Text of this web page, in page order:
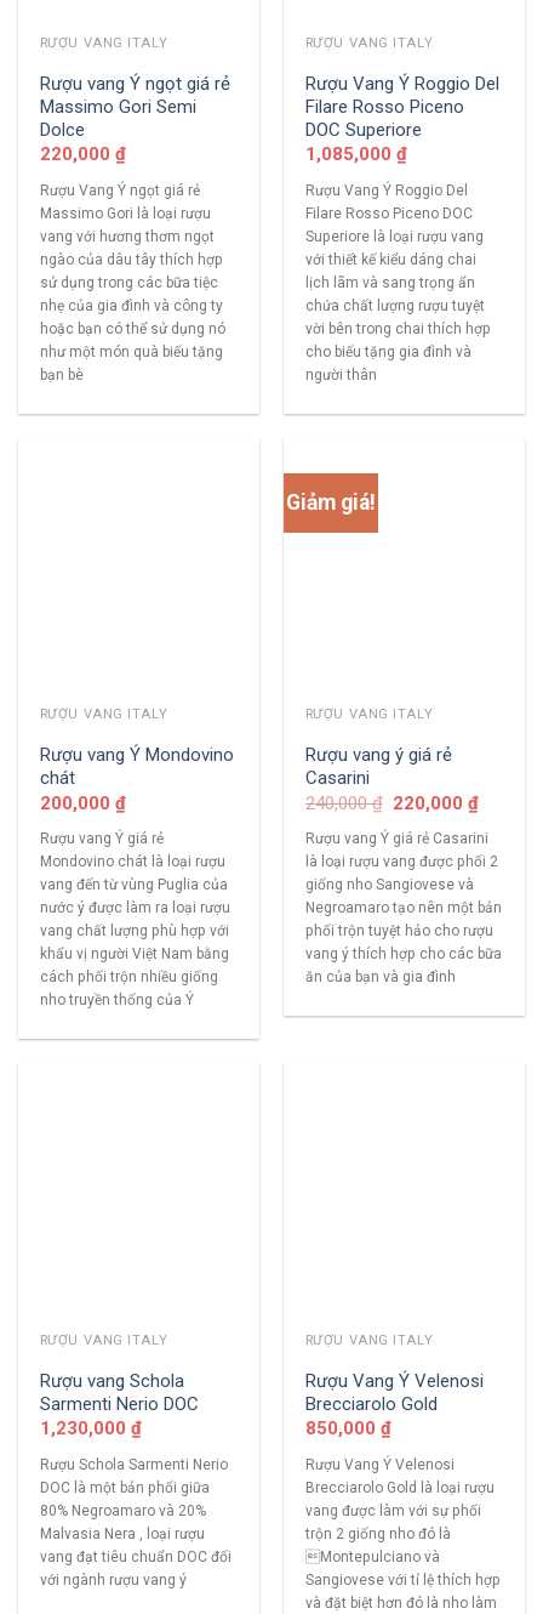
RƯỢU VANG ITALY
Rượu vang Ý ngọt giá rẻ
Massimo Gori Semi
Dolce
220,000 ₫
Rượu Vang Ý ngọt giá rẻ
Massimo Gori là loại rượu
vang với hương thơm ngọt
ngào của dâu tây thích hợp
sử dụng trong các bữa tiệc
nhẹ của gia đình và công ty
hoặc bạn có thể sử dụng nó
như một món quà biếu tặng
bạn bè
RƯỢU VANG ITALY
Rượu Vang Ý Roggio Del
Filare Rosso Piceno
DOC Superiore
1,085,000 ₫
Rượu Vang Ý Roggio Del
Filare Rosso Piceno DOC
Superiore là loại rượu vang
với thiết kế kiểu dáng chai
lịch lãm và sang trọng ẩn
chứa chất lượng rượu tuyệt
vời bên trong chai thích hợp
cho biếu tặng gia đình và
người thân
RƯỢU VANG ITALY
Rượu vang Ý Mondovino
chát
200,000 ₫
Rượu vang Ý giá rẻ
Mondovino chát là loại rượu
vang đến từ vùng Puglia của
nước ý được làm ra loại rượu
vang chất lượng phù hợp với
khẩu vị người Việt Nam bằng
cách phối trộn nhiều giống
nho truyền thống của Ý
Giảm giá!
RƯỢU VANG ITALY
Rượu vang ý giá rẻ
Casarini
240,000₫ 220,000₫
Rượu vang Ý giá rẻ Casarini
là loại rượu vang được phối 2
giống nho Sangiovese và
Negroamaro tạo nên một bản
phối trộn tuyệt hảo cho rượu
vang ý thích hợp cho các bữa
ăn của bạn và gia đình
RƯỢU VANG ITALY
Rượu vang Schola
Sarmenti Nerio DOC
1,230,000 ₫
Rượu Schola Sarmenti Nerio
DOC là một bản phối giữa
80% Negroamaro và 20%
Malvasia Nera , loại rượu
vang đạt tiêu chuẩn DOC đối
với ngành rượu vang ý
RƯỢU VANG ITALY
Rượu Vang Ý Velenosi
Brecciarolo Gold
850,000 ₫
Rượu Vang Ý Velenosi
Brecciarolo Gold là loại rượu
vang được làm với sự phối
trộn 2 giống nho đó là
Montepulciano và
Sangiovese với tỉ lệ thích hợp
và đặt biệt hơn đó là nho làm